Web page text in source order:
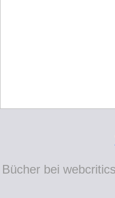
Bücher bei